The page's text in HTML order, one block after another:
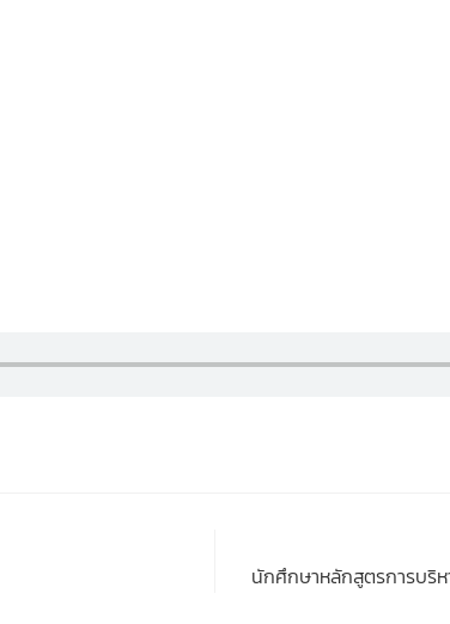
นักศึกษาหลักสูตรการบริ